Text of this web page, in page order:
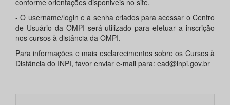
conforme orientações disponiveis no site.
- O username/login e a senha criados para acessar o Centro
de Usuário da OMPI será utilizado para efetuar a inscrição
nos cursos à distância da OMPI.
Para informações e mais esclarecimentos sobre os Cursos à
Distância do INPI, favor enviar e-mail para: ead@inpi.gov.br